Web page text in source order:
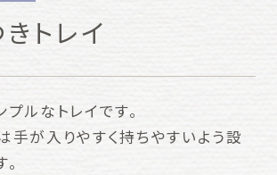
トレイ
ルなトレイです。
手が入りやすく持ちやすいよう設